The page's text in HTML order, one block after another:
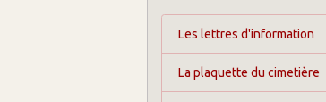
Les lettres d'information
La plaquette du cimetière